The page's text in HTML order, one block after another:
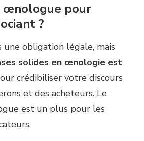
pour
?
une obligation légale, mais
solides en œnologie est
crédibiliser votre discours
et des acheteurs. Le
est un plus pour les